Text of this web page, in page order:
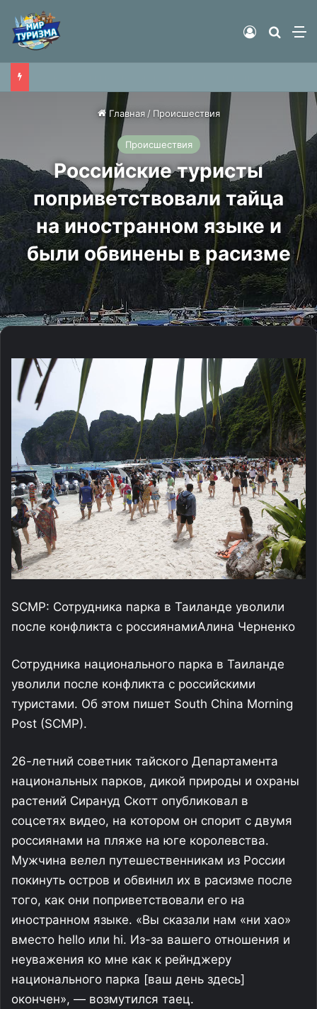
Найти
Войти
Главная / Происшествия
Происшествия
Российские туристы
поприветствовали тайца
на иностранном языке и
были обвинены в расизме
SCMP: Сотрудника парка в Таиланде уволили
после конфликта с россиянамиАлина Черненко
Сотрудника национального парка в Таиланде
уволили после конфликта с российскими
туристами. Об этом пишет South China Morning
Post (SCMP).
26-летний советник тайского Департамента
национальных парков, дикой природы и охраны
растений Сирануд Скотт опубликовал в
соцсетях видео, на котором он спорит с двумя
россиянами на пляже на юге королевства.
Мужчина велел путешественникам из России
покинуть остров и обвинил их в расизме после
того, как они поприветствовали его на
иностранном языке. «Вы сказали нам «ни хао»
вместо hello или hi. Из-за вашего отношения и
неуважения ко мне как к рейнджеру
национального парка [ваш день здесь]
окончен», — возмутился таец.